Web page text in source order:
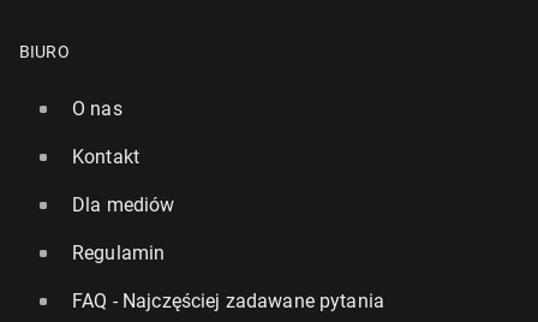
BIURO
O nas
Kontakt
Dla mediów
Regulamin
FAQ - Najczęściej zadawane pytania